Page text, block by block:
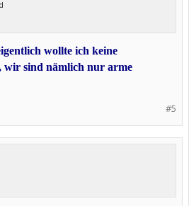
wollte ich keine
wir sind nämlich nur arme
#5